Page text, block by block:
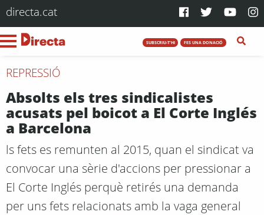
directa.cat
SUBSCRIU-T'HI FES UNA DONACIÓ
REPRESSIÓ
Absolts els tres sindicalistes
acusats pel boicot a El Corte Inglés
a Barcelona
ls fets es remunten al 2015, quan el sindicat va
convocar una sèrie d'accions per pressionar a
El Corte Inglés perquè retirés una demanda
per uns fets relacionats amb la vaga general